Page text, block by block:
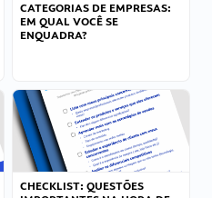
CATEGORIAS DE EMPRESAS:
EM QUAL VOCÊ SE
ENQUADRA?
CHECKLIST: QUESTÕES